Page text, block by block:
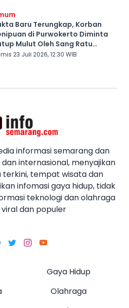
Baru Terungkap, Korban
di Purwokerto Diminta
Mulut Oleh Sang Ratu
Bodong
23 Juli 2026, 12:30 WIB
informasi semarang dan
internasional, menyajikan
tempat wisata dan
infomasi gaya hidup, tidak
teknologi dan olahraga
dan populer
Gaya Hidup
Olahraga